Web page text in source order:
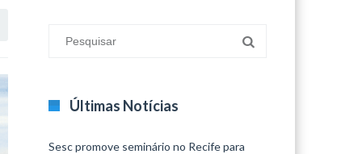
Últimas Notícias
Sesc promove seminário no Recife para